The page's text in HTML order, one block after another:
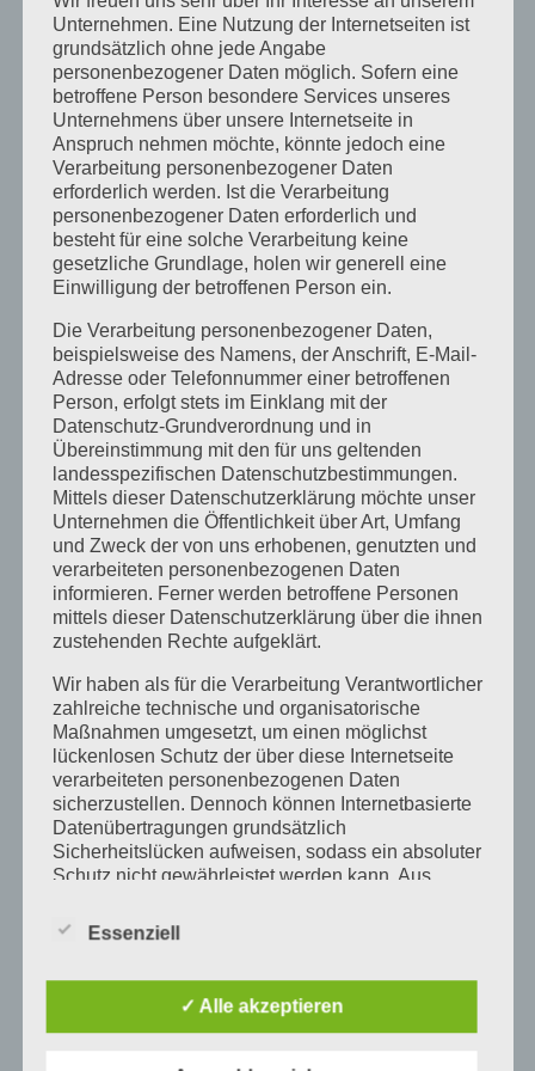
Wie geht es Dir? Ernst gemeint?
Vertrauen in der Führung
KATEGORIEN
Kategorien
SCHLAGWORTE
Abteilungen
abteilungsübergreifende Zusammenarbeit
Coach
Coaching
Coaching-Kompetenzen
Coaching Ausbildung
Coachings
Coaching Seminar 2026
Digitale Führung
erfolgreiche Führung
FCG Akademie
Führung
Führung mit Empathie
Führungsalltag
Führungskraft
Führungskräfte
Führungskräfte-Training
Führungskräfte Coaching
Führungskräfte Weiterbildung
Homeoffice
konstruktive Fehlerkultur
Mitarbeiterführung lernen
offenes Seminar Allgäu
Organisation
Resilienz Seminar Führungskräfte
Ressourcen
Selbstcoaching
Selbstführung
Selbstmanagement
Seminare
Seminar Klarheit und innere Stärke
Silo Denken
Unternehmen
Vertrauen
Vertrauen beginnt immer bei der Führungskraft
zusammen arbeiten
Unternehmen. Eine Nutzung der Internetseiten ist
grundsätzlich ohne jede Angabe
personenbezogener Daten möglich. Sofern eine
betroffene Person besondere Services unseres
Unternehmens über unsere Internetseite in
Anspruch nehmen möchte, könnte jedoch eine
Verarbeitung personenbezogener Daten
erforderlich werden. Ist die Verarbeitung
personenbezogener Daten erforderlich und
besteht für eine solche Verarbeitung keine
gesetzliche Grundlage, holen wir generell eine
Einwilligung der betroffenen Person ein.
Die Verarbeitung personenbezogener Daten,
beispielsweise des Namens, der Anschrift, E-Mail-
Adresse oder Telefonnummer einer betroffenen
Person, erfolgt stets im Einklang mit der
Datenschutz-Grundverordnung und in
Übereinstimmung mit den für uns geltenden
landesspezifischen Datenschutzbestimmungen.
Mittels dieser Datenschutzerklärung möchte unser
Unternehmen die Öffentlichkeit über Art, Umfang
und Zweck der von uns erhobenen, genutzten und
verarbeiteten personenbezogenen Daten
informieren. Ferner werden betroffene Personen
mittels dieser Datenschutzerklärung über die ihnen
zustehenden Rechte aufgeklärt.
Wir haben als für die Verarbeitung Verantwortlicher
zahlreiche technische und organisatorische
Maßnahmen umgesetzt, um einen möglichst
lückenlosen Schutz der über diese Internetseite
verarbeiteten personenbezogenen Daten
sicherzustellen. Dennoch können Internetbasierte
Datenübertragungen grundsätzlich
Sicherheitslücken aufweisen, sodass ein absoluter
Schutz nicht gewährleistet werden kann. Aus
frei, personenbezogene Daten auch auf
alternativen Wegen, beispielsweise telefonisch, an
Essenziell
✓ Alle akzeptieren